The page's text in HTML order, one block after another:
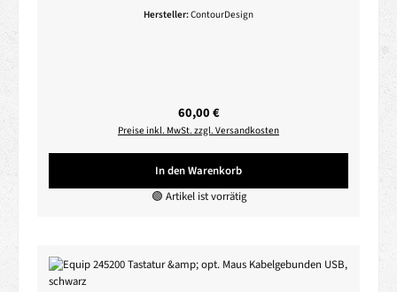
Hersteller:ContourDesign
Regulärer Preis:
60,00 €
Preise inkl. MwSt. zzgl. Versandkosten
In den Warenkorb
🟢 Artikel ist vorrätig